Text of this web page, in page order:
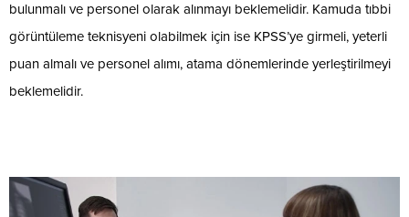
bulunmalı ve personel olarak alınmayı beklemelidir. Kamuda tıbbi
görüntüleme teknisyeni olabilmek için ise KPSS’ye girmeli, yeterli
puan almalı ve personel alımı, atama dönemlerinde yerleştirilmeyi
beklemelidir.